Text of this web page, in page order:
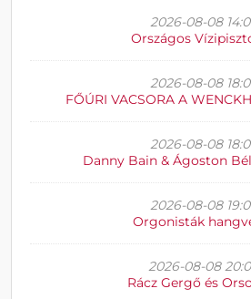
2026-08-08
Országos
2026-08-08
FŐÚRI VACSORA A
2026-08-08
Danny Bain & Ágoston
2026-08-08
Orgonisták
2026-08-08
Rácz Gergő és